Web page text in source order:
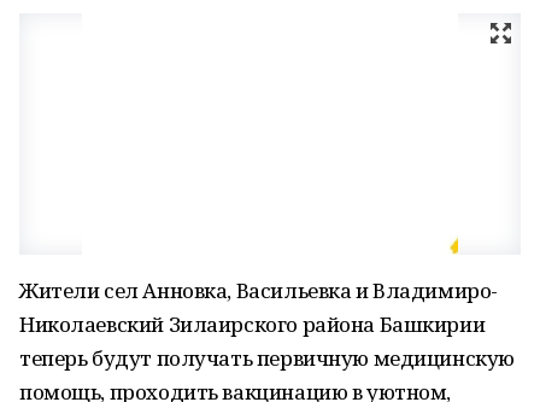
Жители сел Анновка, Васильевка и Владимиро-
Николаевский Зилаирского района Башкирии
теперь будут получать первичную медицинскую
помощь, проходить вакцинацию в уютном,